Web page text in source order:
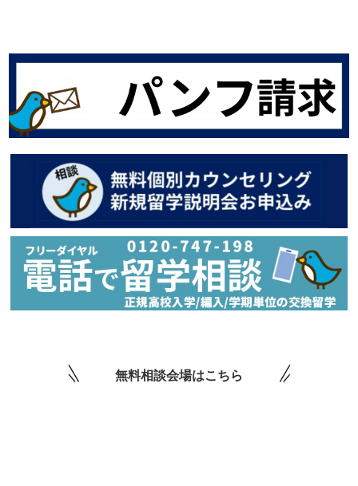
無料相談会場はこちら